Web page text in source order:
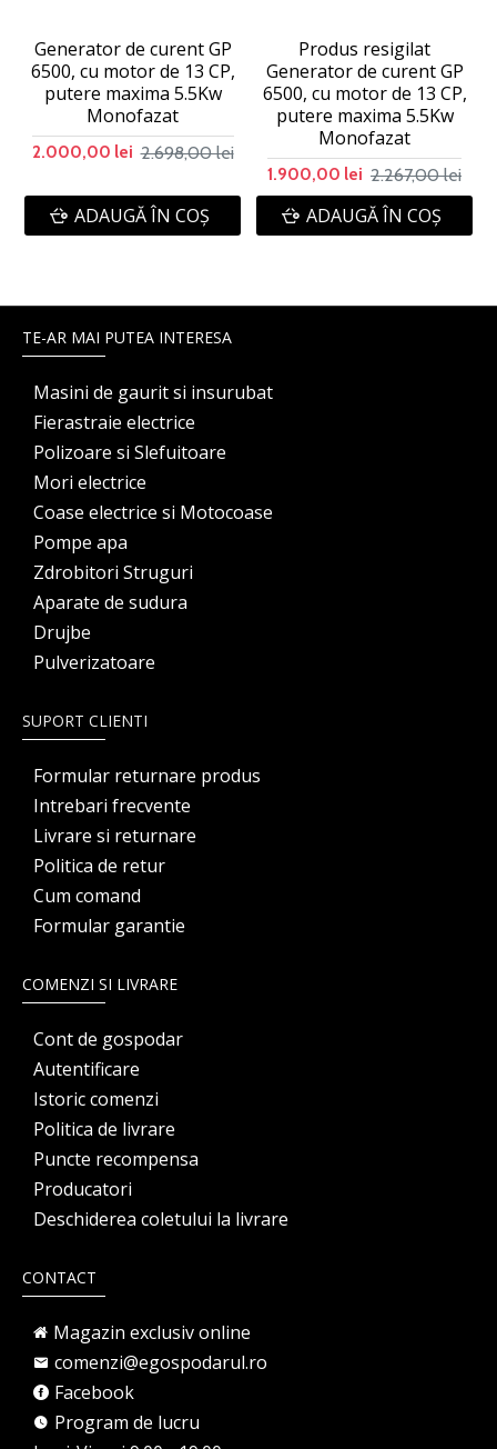
Generator de curent GP
6500, cu motor de 13 CP,
putere maxima 5.5Kw
Monofazat
2.000,00 lei 2.698,00 lei
ADAUGĂ ÎN COŞ
Produs resigilat
Generator de curent GP
6500, cu motor de 13 CP,
putere maxima 5.5Kw
Monofazat
1.900,00 lei 2.267,00 lei
ADAUGĂ ÎN COŞ
TE-AR MAI PUTEA INTERESA
Masini de gaurit si insurubat
Fierastraie electrice
Polizoare si Slefuitoare
Mori electrice
Coase electrice si Motocoase
Pompe apa
Zdrobitori Struguri
Aparate de sudura
Drujbe
Pulverizatoare
SUPORT CLIENTI
Formular returnare produs
Intrebari frecvente
Livrare si returnare
Politica de retur
Cum comand
Formular garantie
COMENZI SI LIVRARE
Cont de gospodar
Autentificare
Istoric comenzi
Politica de livrare
Puncte recompensa
Producatori
Deschiderea coletului la livrare
CONTACT
Magazin exclusiv online
comenzi@egospodarul.ro
Facebook
Program de lucru